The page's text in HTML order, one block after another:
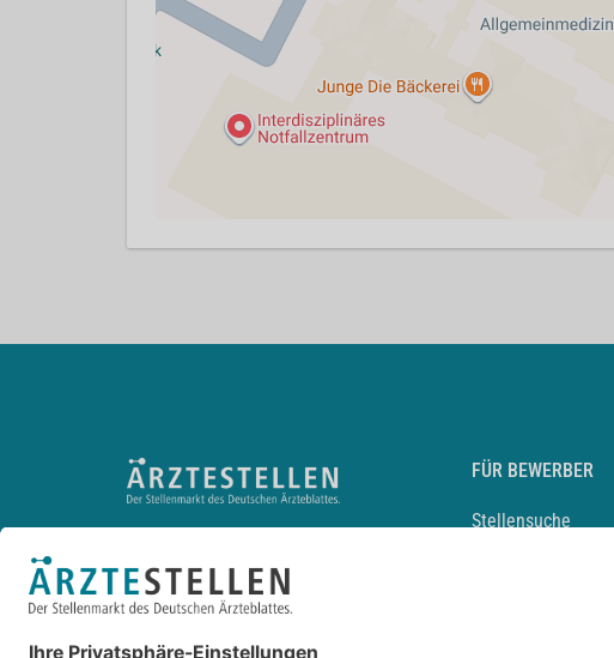
FÜR BEWERBER
Stellensuche